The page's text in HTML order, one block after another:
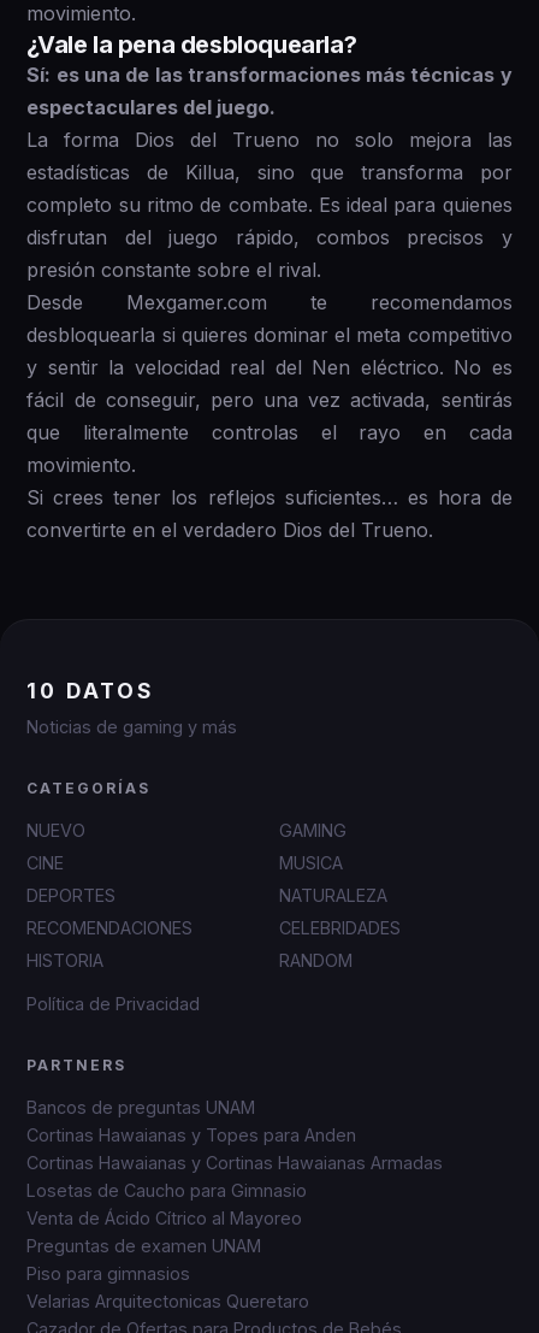
movimiento.
¿Vale la pena desbloquearla?
Sí: es una de las transformaciones más técnicas y
espectaculares del juego.
La forma Dios del Trueno no solo mejora las
estadísticas de Killua, sino que transforma por
completo su ritmo de combate. Es ideal para quienes
disfrutan del juego rápido, combos precisos y
presión constante sobre el rival.
Desde Mexgamer.com te recomendamos
desbloquearla si quieres dominar el meta competitivo
y sentir la velocidad real del Nen eléctrico. No es
fácil de conseguir, pero una vez activada, sentirás
que literalmente controlas el rayo en cada
movimiento.
Si crees tener los reflejos suficientes… es hora de
convertirte en el verdadero Dios del Trueno.
10 DATOS
Noticias de gaming y más
CATEGORÍAS
NUEVO
GAMING
CINE
MUSICA
DEPORTES
NATURALEZA
RECOMENDACIONES
CELEBRIDADES
HISTORIA
RANDOM
Política de Privacidad
PARTNERS
Bancos de preguntas UNAM
Cortinas Hawaianas y Topes para Anden
Cortinas Hawaianas y Cortinas Hawaianas Armadas
Losetas de Caucho para Gimnasio
Venta de Ácido Cítrico al Mayoreo
Preguntas de examen UNAM
Piso para gimnasios
Velarias Arquitectonicas Queretaro
Cazador de Ofertas para Productos de Bebés